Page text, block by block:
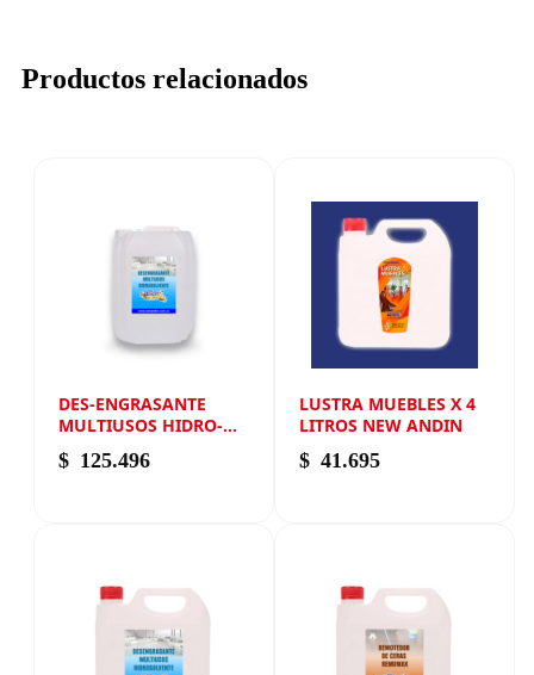
Productos relacionados
DES-ENGRASANTE
MULTIUSOS HIDRO-
SOLVENTE X 20 LITROS
$ 125.496
LUSTRA MUEBLES X 4
LITROS NEW ANDIN
$ 41.695